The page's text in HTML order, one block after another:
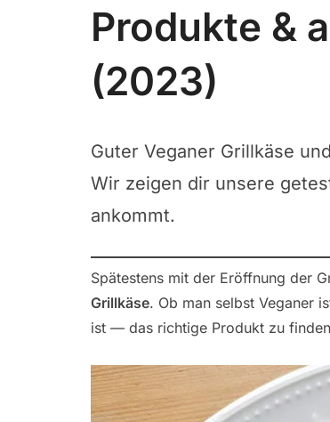
Produkte &
(2023)
Guter Veganer Grillkäse
Wir zeigen dir unsere
ankommt.
Spätestens mit der Eröffnung der
Grillkäse. Ob man selbst Veganer
ist — das richtige Produkt zu